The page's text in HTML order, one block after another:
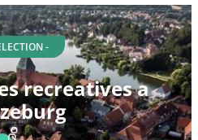
-
recreatives a